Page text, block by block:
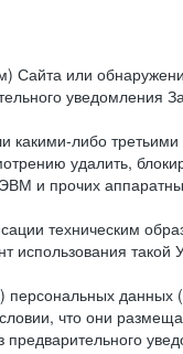
Сайта или
уведомления
какими-либо
удалить,
и прочих
техническим
использования
данных
что они